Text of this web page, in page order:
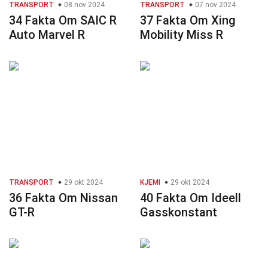
TRANSPORT 08 nov 2024
34 Fakta Om SAIC R
Auto Marvel R
TRANSPORT 07 nov 2024
37 Fakta Om Xing
Mobility Miss R
TRANSPORT 29 okt 2024
36 Fakta Om Nissan
GT-R
KJEMI 29 okt 2024
40 Fakta Om Ideell
Gasskonstant